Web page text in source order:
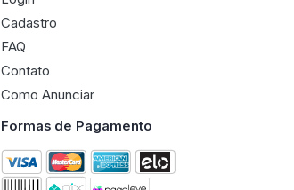
Cadastro
FAQ
Contato
Como Anunciar
Formas de Pagamento